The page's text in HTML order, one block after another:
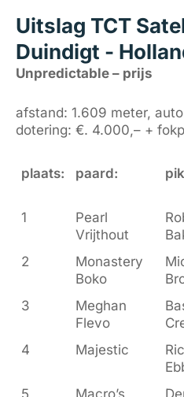
Uitslag TCT
Duindigt -
Unpredictable – prijs
afstand: 1.609 meter,
dotering: €. 4.000,– +
plaats: paard:
1
Pearl
Vrijthout
2
Monastery
Boko
3
Meghan
Flevo
4
Majestic
5
Macro’s